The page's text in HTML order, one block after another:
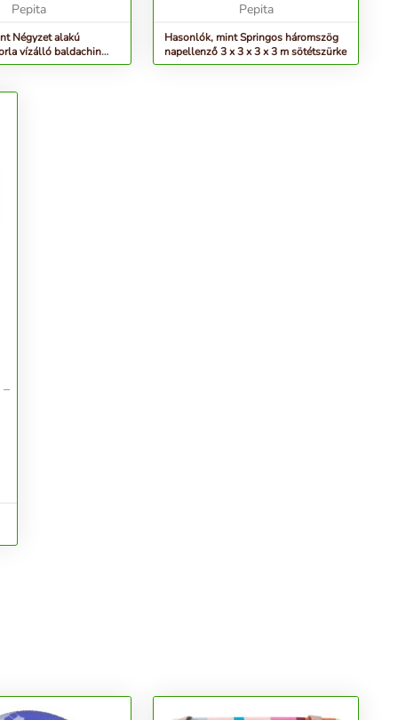
180g/m2...
Pepita
Négyzet alakú
vízálló baldachin
gyűrűBeépítőkapcsok és
Pepita
Hasonlók, mint Springos háromszög
napellenző 3 x 3 x 3 x 3 m sötétszürke
–